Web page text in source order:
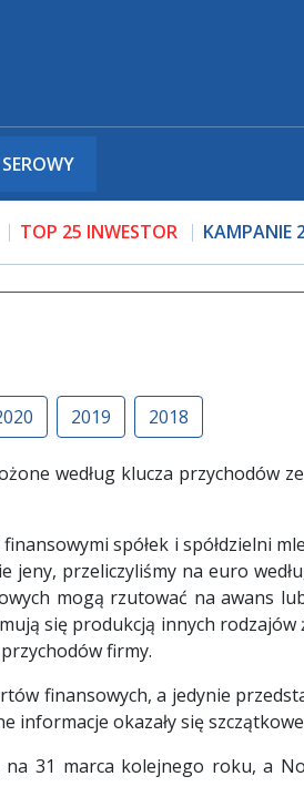
TOP 25 INWESTOR KAMPANIE
2019 2018
według klucza przychodów
spółek i spółdzielni
jeny, przeliczyliśmy na euro
mogą rzutować na awans
się produkcją innych
firmy.
finansowych, a jedynie
informacje okazały się
31 marca kolejnego roku, a